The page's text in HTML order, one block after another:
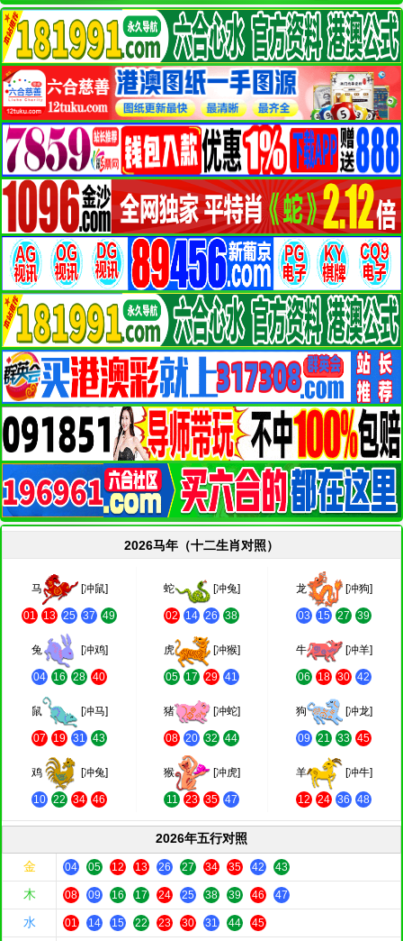
2026马年（十二生肖对照）
马 [冲鼠]
01 13 25 37 49
蛇 [冲兔]
02 14 26 38
龙 [冲狗]
03 15 27 39
兔 [冲鸡]
04 16 28 40
虎 [冲猴]
05 17 29 41
牛 [冲羊]
06 18 30 42
鼠 [冲马]
07 19 31 43
猪 [冲蛇]
08 20 32 44
狗 [冲龙]
09 21 33 45
鸡 [冲兔]
10 22 34 46
猴 [冲虎]
11 23 35 47
羊 [冲牛]
12 24 36 48
2026年五行对照
金
04 05 12 13 26 27 34 35 42 43
木 08 09 16 17 24 25 38 39 46 47
水 01 14 15 22 23 30 31 44 45